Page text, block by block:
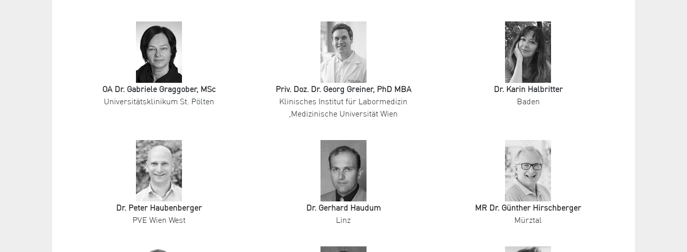
OA Dr. Gabriele Graggober, MSc
Universitätsklinikum St. Pölten
Priv. Doz. Dr. Georg Greiner, PhD MBA
Klinisches Institut für Labormedizin
,Medizinische Universität Wien
Dr. Karin Halbritter
Baden
Dr. Peter Haubenberger
PVE Wien West
Dr. Gerhard Haudum
Linz
MR Dr. Günther Hirschberger
Mürztal